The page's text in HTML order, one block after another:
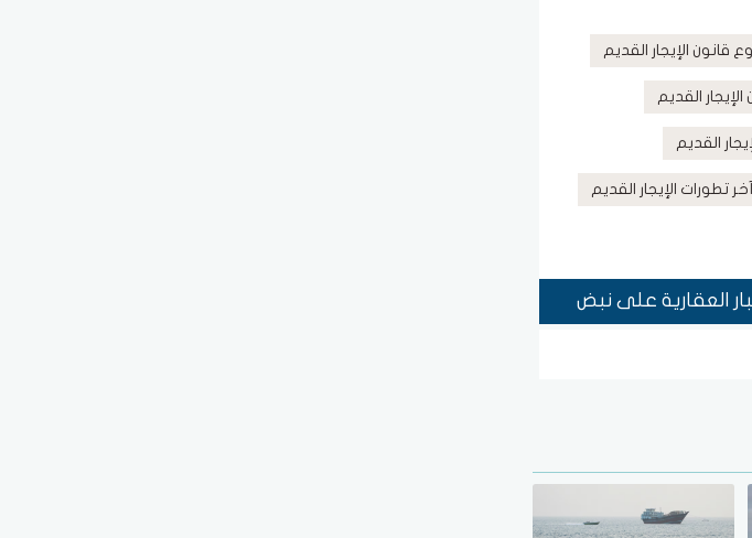
قانون الإيجار القديم
القديم
القديم
آخر تطورات الإيجار القديم
العقارية على نبض